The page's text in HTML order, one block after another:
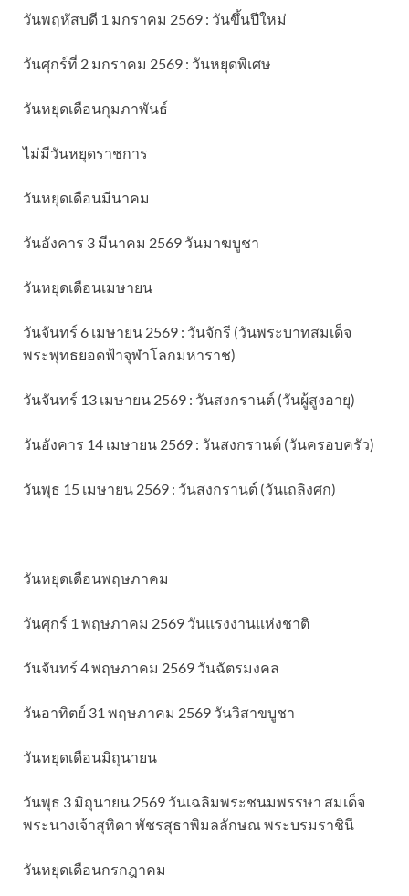
วันพฤหัสบดี 1 มกราคม 2569 : วันขึ้นปีใหม่
วันศุกร์ที่ 2 มกราคม 2569 : วันหยุดพิเศษ
วันหยุดเดือนกุมภาพันธ์
ไม่มีวันหยุดราชการ
วันหยุดเดือนมีนาคม
วันอังคาร 3 มีนาคม 2569 วันมาฆบูชา
วันหยุดเดือนเมษายน
วันจันทร์ 6 เมษายน 2569 : วันจักรี (วันพระบาทสมเด็จ
พระพุทธยอดฟ้าจุฬาโลกมหาราช)
วันจันทร์ 13 เมษายน 2569 : วันสงกรานต์ (วันผู้สูงอายุ)
วันอังคาร 14 เมษายน 2569 : วันสงกรานต์ (วันครอบครัว)
วันพุธ 15 เมษายน 2569 : วันสงกรานต์ (วันเถลิงศก)
วันหยุดเดือนพฤษภาคม
วันศุกร์ 1 พฤษภาคม 2569 วันแรงงานแห่งชาติ
วันจันทร์ 4 พฤษภาคม 2569 วันฉัตรมงคล
วันอาทิตย์ 31 พฤษภาคม 2569 วันวิสาขบูชา
วันหยุดเดือนมิถุนายน
วันพุธ 3 มิถุนายน 2569 วันเฉลิมพระชนมพรรษา สมเด็จ
พระนางเจ้าสุทิดา พัชรสุธาพิมลลักษณ พระบรมราชินี
วันหยุดเดือนกรกฎาคม